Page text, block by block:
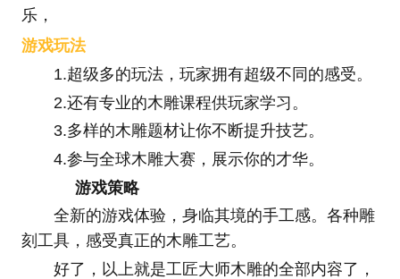
乐，
游戏玩法
1.超级多的玩法，玩家拥有超级不同的感受。
2.还有专业的木雕课程供玩家学习。
3.多样的木雕题材让你不断提升技艺。
4.参与全球木雕大赛，展示你的才华。
游戏策略
全新的游戏体验，身临其境的手工感。各种雕
刻工具，感受真正的木雕工艺。
好了，以上就是工匠大师木雕的全部内容了，